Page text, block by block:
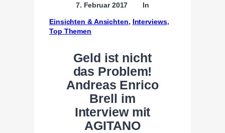
7. Februar 2017 In
Einsichten & Ansichten, Interviews
Top Themen
Geld ist nicht
das Problem!
Andreas Enrico
Brell im
Interview mit
AGITANO